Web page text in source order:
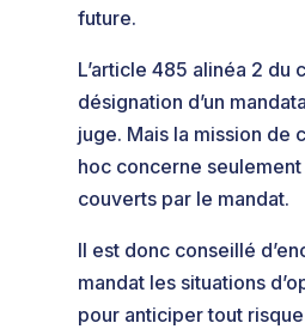
future.
L’article 485 alinéa 2 du
désignation d’un
juge. Mais la mission de
hoc concerne
couverts par le mandat.
Il est donc conseillé
mandat les situations
pour anticiper tout